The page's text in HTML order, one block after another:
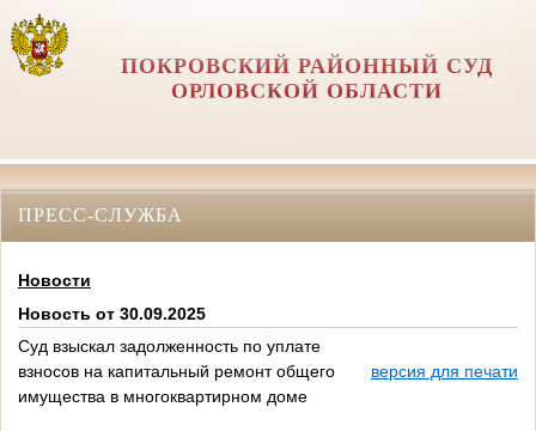
ПОКРОВСКИЙ РАЙОННЫЙ СУД
ОРЛОВCКОЙ ОБЛАСТИ
ПРЕСС-СЛУЖБА
Новости
Новость от 30.09.2025
Суд взыскал задолженность по уплате
взносов на капитальный ремонт общего
имущества в многоквартирном доме
версия для печати